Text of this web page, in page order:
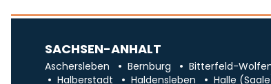
SACHSEN-ANHALT
Aschersleben Bernburg Bitterfeld-
Halberstadt
Haldensleben Halle